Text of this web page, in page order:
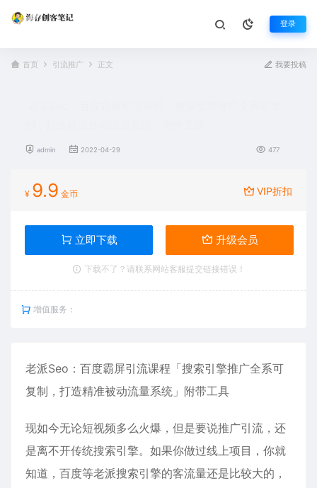
登录
首页 引流推广 正文 我要投稿
admin 2022-04-29 477
¥ 9.9 金币 VIP折扣
立即下载 升级会员
下载不了？请联系网站客服提交链接错误！
增值服务：
老派Seo：百度霸屏引流课程「搜索引擎推广全系可
复制，打造精准被动流量系统」附带工具
现如今无论短视频多么火爆，但是要说推广引流，还
是离不开传统搜索引擎。如果你做过线上项目，你就
知道，百度等老派搜索引擎的客流量还是比较大的，